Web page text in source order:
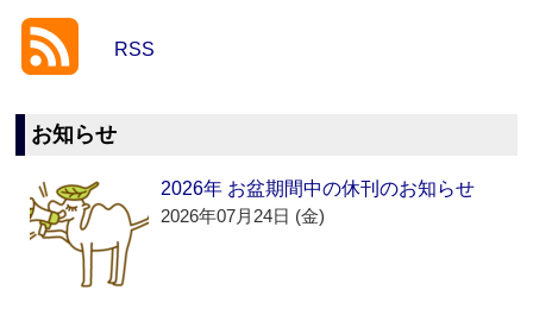
RSS
お知らせ
2026年 お盆期間中の休刊のお知らせ
2026年07月24日 (金)